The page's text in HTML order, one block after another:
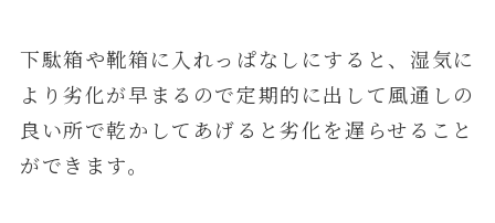
下駄箱や靴箱に入れっぱなしにすると、湿気に
より劣化が早まるので定期的に出して風通しの
良い所で乾かしてあげると劣化を遅らせること
ができます。